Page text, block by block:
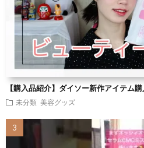
【購入品紹介】ダイソー新作アイテム
未分類 美容グッズ